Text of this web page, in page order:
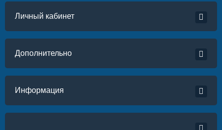
Личный кабинет
Дополнительно
Информация